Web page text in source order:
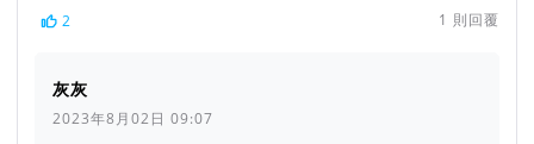
2 1 則回覆
灰灰
2023年8月02日 09:07